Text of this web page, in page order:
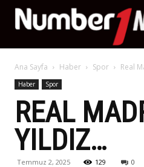
Ana Sayfa Haber Spor Real
Haber Spor
REAL
YILDIZ…
Temmuz 2, 2025 129 0